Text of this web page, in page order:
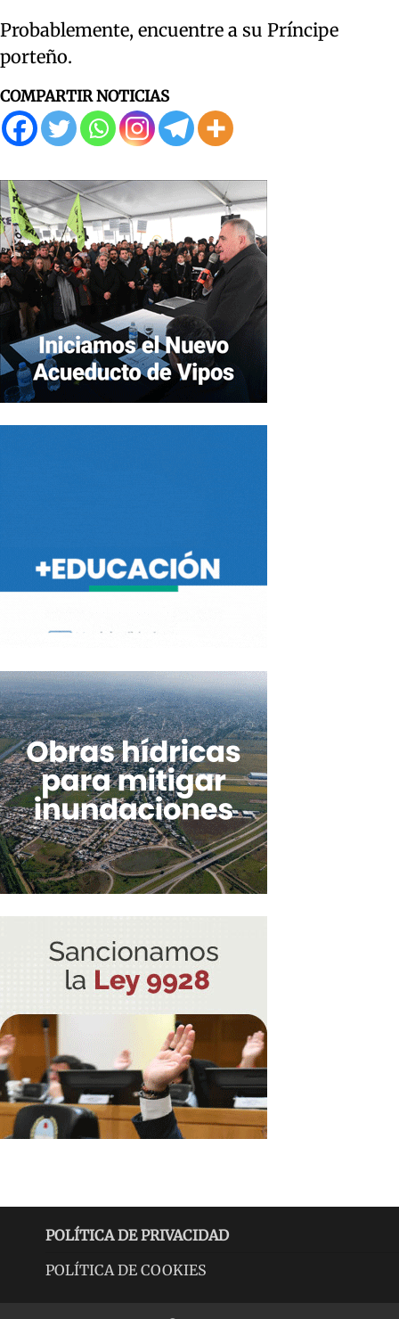
Probablemente, encuentre a su Príncipe
porteño.
COMPARTIR NOTICIAS
POLÍTICA DE PRIVACIDAD
POLÍTICA DE COOKIES